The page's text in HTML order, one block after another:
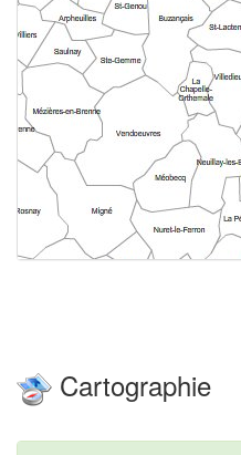
Cartographie